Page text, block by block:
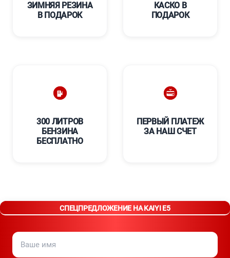
ЗИМНЯЯ РЕЗИНА
В ПОДАРОК
КАСКО В
ПОДАРОК
300 ЛИТРОВ
БЕНЗИНА
БЕСПЛАТНО
****
ПЕРВЫЙ ПЛАТЕЖ
ЗА НАШ СЧЕТ
СПЕЦПРЕДЛОЖЕНИЕ НА KAIYI E5